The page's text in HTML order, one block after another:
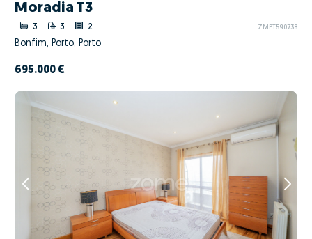
Moradia T3
3 3 2 ZMPT590738
Bonfim, Porto, Porto
695.000 €